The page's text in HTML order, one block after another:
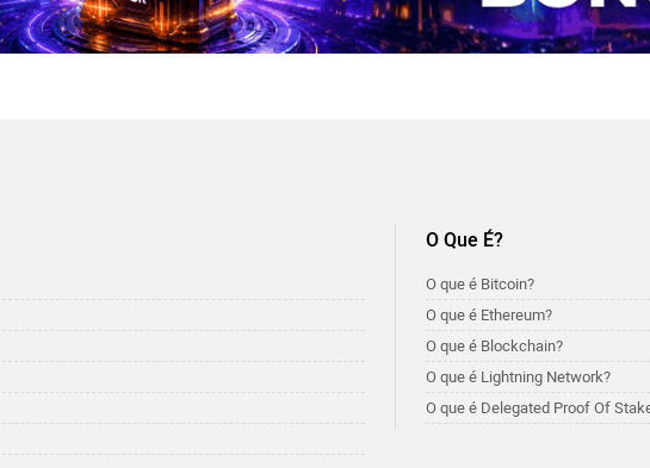
O Que É?
O que é Bitcoin?
O que é Ethereum?
O que é Blockchain?
O que é Lightning Network?
O que é Delegated Proof Of